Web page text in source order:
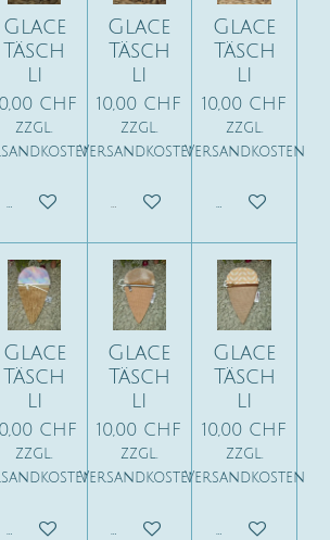
Glace
Täsch
li
CHF
zzgl.
In den Warenkorb
Glace
Täsch
li
10,00 CHF
zzgl.
Versandkosten
Ausverkauft
Glace
Täsch
li
10,00 CHF
zzgl.
Versandkosten
In den
Glace
Täsch
li
CHF
zzgl.
In den Warenkorb
Glace
Täsch
li
10,00 CHF
zzgl.
Versandkosten
In den Warenkorb
Glace
Täsch
li
10,00 CHF
zzgl.
Versandkosten
In den